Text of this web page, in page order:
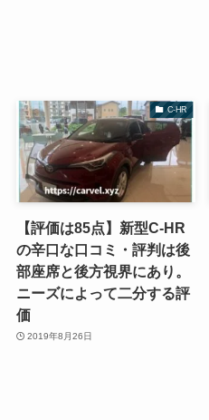
C-HR
【評価は85点】新型C-HR
の辛口な口コミ・評判は後
部座席と後方視界にあり。
ニーズによって二分する評
価
2019年8月26日